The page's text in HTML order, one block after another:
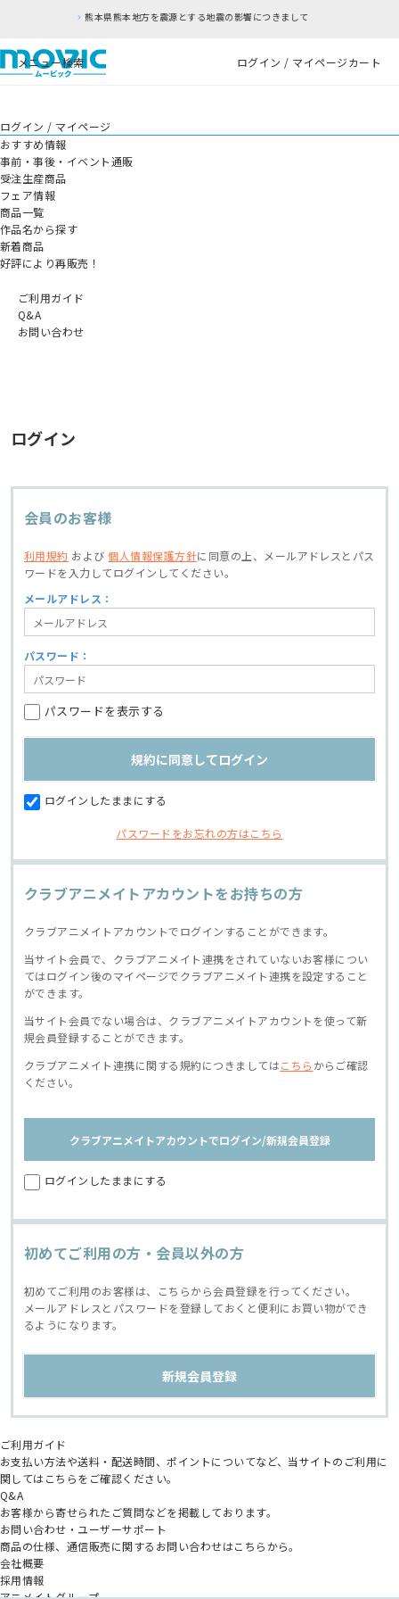
熊本県熊本地方を震源とする地震の影響につきまして
メニュー検索 ログイン / マイページカート
ログイン / マイページ
おすすめ情報
事前・事後・イベント通販
受注生産商品
フェア情報
商品一覧
作品名から探す
新着商品
好評により再販売！
ご利用ガイド
Q&A
お問い合わせ
ログイン
会員のお客様
利用規約 および個人情報保護方針に同意の上、
メールアドレスとパス
ワードを入力してログインしてください。
メールアドレス：
パスワード：
パスワードを表示する
ログインしたままにする
パスワードをお忘れの方はこちら
クラブアニメイトアカウントをお持ちの方
クラブアニメイトアカウントでログインすることができます。
当サイト会員で、クラブアニメイト連携をされていないお客様につい
てはログイン後のマイページでクラブアニメイト連携を設定すること
ができます。
当サイト会員でない場合は、クラブアニメイトアカウントを使って新
規会員登録することができます。
クラブアニメイト連携に関する規約につきましてはこちら からご確認
ください。
クラブアニメイトアカウントでログイン/新規会員登録
ログインしたままにする
初めてご利用の方・会員以外の方
初めてご利用のお客様は、こちらから会員登録を行ってください。
メールアドレスとパスワードを登録しておくと便利にお買い物ができ
るようになります。
ご利用ガイド
お支払い方法や送料・配送時間、ポイントについてなど、当サイトのご利用に
関してはこちらをご確認ください。
Q&A
お客様から寄せられたご質問などを掲載しております。
お問い合わせ・ユーザーサポート
商品の仕様、通信販売に関するお問い合わせはこちらから。
会社概要
採用情報